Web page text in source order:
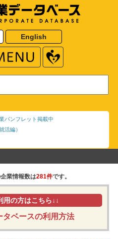
English
パンフレット掲載中
活編）
業情報数は281件です。
用の方はこちら
タベースの利用方法